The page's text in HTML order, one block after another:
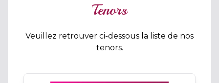
Tenors
Veuillez retrouver ci-dessous la liste de nos
tenors.